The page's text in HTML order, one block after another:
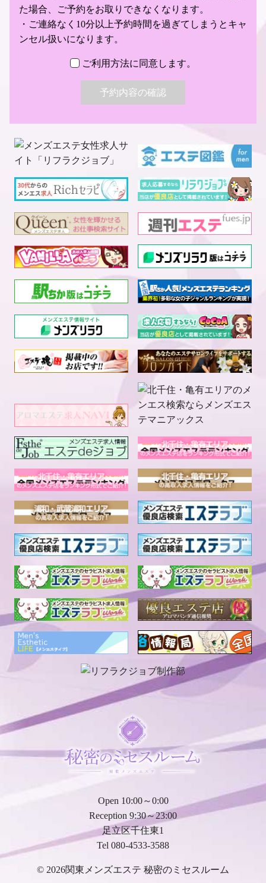
た場合、ご予約をお取りできなくなります。
・ご連絡なく10分以上予約時間を過ぎてしまうとキャ
ンセル扱いになります。
ご利用方法に同意します。
予約内容の確認
Open 10:00～0:00
Reception 9:30～23:00
足立区千住東1
Tel 080-4533-3588
© 2026関東メンズエステ 秘密のミセスルーム